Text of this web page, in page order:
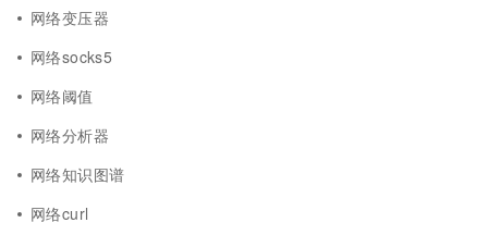
网络变压器
网络socks5
网络阈值
网络分析器
网络知识图谱
网络curl